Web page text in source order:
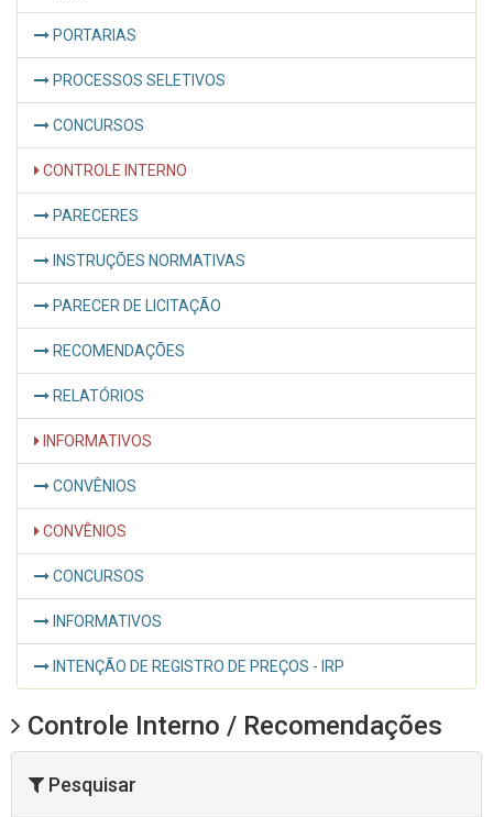
PORTARIAS
PROCESSOS SELETIVOS
CONCURSOS
CONTROLE INTERNO
PARECERES
INSTRUÇÕES NORMATIVAS
PARECER DE LICITAÇÃO
RECOMENDAÇÕES
RELATÓRIOS
INFORMATIVOS
CONVÊNIOS
CONVÊNIOS
CONCURSOS
INFORMATIVOS
INTENÇÃO DE REGISTRO DE PREÇOS - IRP
Controle Interno / Recomendações
Pesquisar